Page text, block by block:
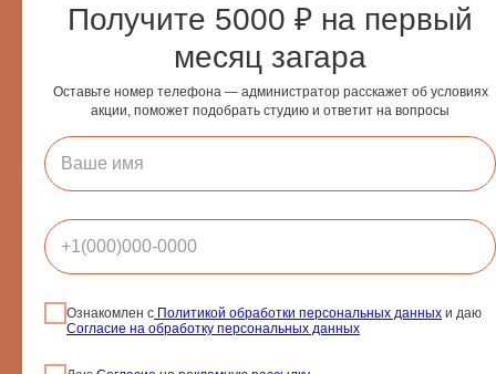
18-07-2025
Политика использования cookie-файлов
Согласие на обработку
сертификатах и абонементах
Make up
Эпиляция
Маникюрный зал
Получите 5000 ₽ на первый
месяц загара
Оставьте номер телефона — администратор расскажет об условиях
акции, поможет подобрать студию и ответит на вопросы
Ознакомлен с Политикой обработки персональных данных и даю
Согласие на обработку персональных данных